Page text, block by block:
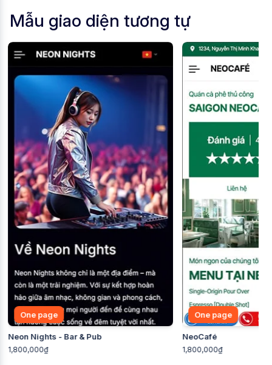
Mẫu giao diện tương tự
One page
Neon Nights - Bar & Pub
1,800,000₫
One page
NeoCafé
1,800,000₫